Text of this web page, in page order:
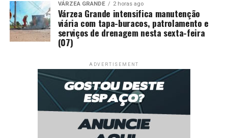
VÁRZEA GRANDE 2 horas ago
Várzea Grande intensifica manutenção
viária com tapa-buracos, patrolamento e
serviços de drenagem nesta sexta-feira
(07)
ADVERTISEMENT